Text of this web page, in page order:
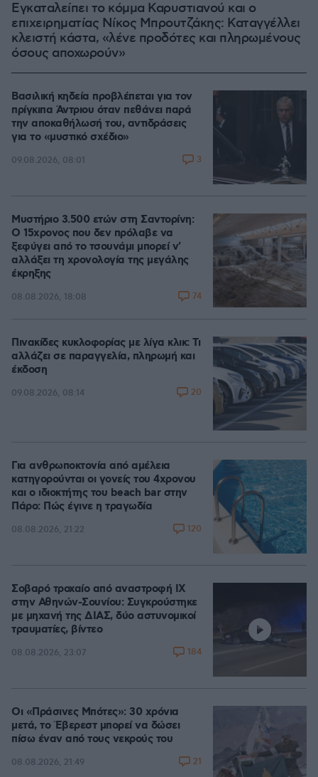
Εγκαταλείπει το κόμμα Καρυστιανού και ο
επιχειρηματίας Νίκος Μπρουτζάκης: Καταγγέλλει
κλειστή κάστα, «λένε προδότες και πληρωμένους
όσους αποχωρούν»
Βασιλική κηδεία προβλέπεται για τον
πρίγκιπα Άντριου όταν πεθάνει παρά
την αποκαθήλωσή του, αντιδράσεις
για το «μυστικό σχέδιο»
09.08.2026, 08:01 3
Μυστήριο 3.500 ετών στη Σαντορίνη:
Ο 15χρονος που δεν πρόλαβε να
ξεφύγει από το τσουνάμι μπορεί ν'
αλλάξει τη χρονολογία της μεγάλης
έκρηξης
08.08.2026, 18:08 74
Πινακίδες κυκλοφορίας με λίγα κλικ: Τι
αλλάζει σε παραγγελία, πληρωμή και
έκδοση
09.08.2026, 08:14 20
Για ανθρωποκτονία από αμέλεια
κατηγορούνται οι γονείς του 4χρονου
και ο ιδιοκτήτης του beach bar στην
Πάρο: Πώς έγινε η τραγωδία
08.08.2026, 21:22 120
Σοβαρό τροχαίο από αναστροφή ΙΧ
στην Αθηνών-Σουνίου: Συγκρούστηκε
με μηχανή της ΔΙΑΣ, δύο αστυνομικοί
τραυματίες, βίντεο
08.08.2026, 23:07 184
Οι «Πράσινες Μπότες»: 30 χρόνια
μετά, το Έβερεστ μπορεί να δώσει
πίσω έναν από τους νεκρούς του
08.08.2026, 21:49 21